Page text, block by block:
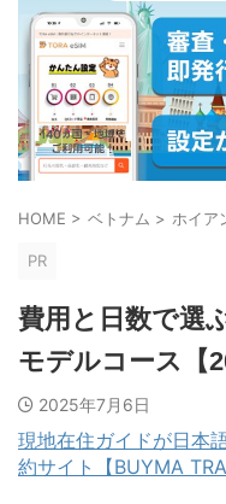
HOME > ベトナム > ホイア
PR
費用と日数で選
モデルコース【
2025年7月6日
現地在住ガイドが日本
約サイト【BUYMA